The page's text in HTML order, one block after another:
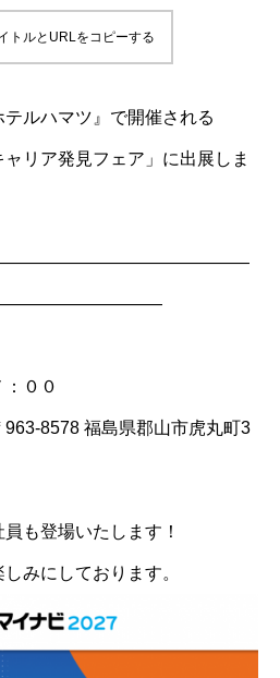
トルとURLをコピーする
ルハマツ』で開催される
ャリア発見フェア」に出展しま
００
8578 福島県郡山市虎丸町3
も登場いたします！
みにしております。